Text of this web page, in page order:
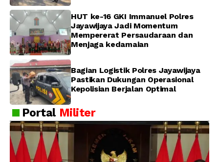
HUT ke-16 GKI Immanuel Polres
Jayawijaya Jadi Momentum
Mempererat Persaudaraan dan
Menjaga kedamaian
Bagian Logistik Polres Jayawijaya
Pastikan Dukungan Operasional
Kepolisian Berjalan Optimal
Portal Militer